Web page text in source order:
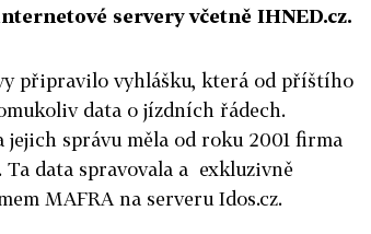
servery včetně IHNED.cz.
připravilo vyhlášku, která od příštího
data o jízdních řádech.
správu měla od roku 2001 firma
Ta data spravovala a exkluzivně
MAFRA na serveru Idos.cz.